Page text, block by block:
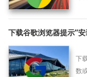
下载谷歌浏览器提示“
下
数